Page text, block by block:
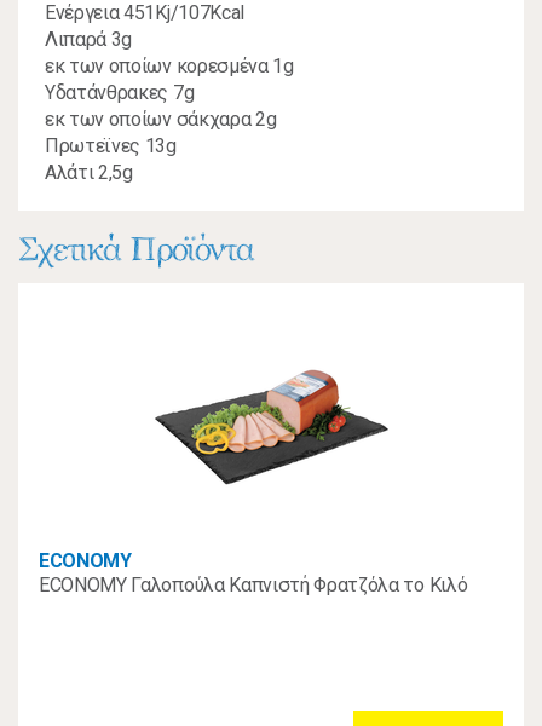
Ενέργεια 451Kj/107Kcal
Λιπαρά 3g
εκ των οποίων κορεσμένα 1g
Υδατάνθρακες 7g
εκ των οποίων σάκχαρα 2g
Πρωτεϊνες 13g
Αλάτι 2,5g
Σχετικά Προϊόντα
ECONOMY
ECONOMY Γαλοπούλα Καπνιστή Φρατζόλα το Κιλό